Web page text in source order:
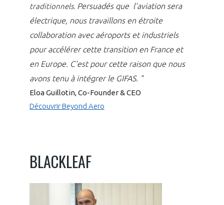
traditionnels. Persuadés que l'aviation sera
électrique, nous travaillons en étroite
collaboration avec aéroports et industriels
pour accélérer cette transition en France et
en Europe. C'est pour cette raison que nous
avons tenu à intégrer le GIFAS. "
Eloa Guillotin, Co-Founder & CEO
Découvrir Beyond Aero
BLACKLEAF